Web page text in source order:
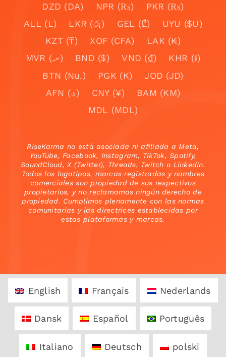
DZD (DA)
NPR (₨)
PKR (₨)
ALL (L)
LKR (රු) GEL (₾)
UYU ($U)
KZT (₸)
XOF (CFA)
LAK (₭)
MVR (.ރ)
BND ($) VND (₫)
KHR (៛)
BTN (Nu.)
PGK (K)
JOD (JD)
AFN (؋)
CNY (¥)
BAM (KM)
MDL (MDL)
RiseKarma no está asociada ni afiliada a Meta,
YouTube, Facebook, Instagram, TikTok, Spotify,
SoundCloud, X (Twitter), Threads, Twitch o LinkedIn.
Todos los logotipos, marcas registradas y nombres
comerciales son propiedad de sus respectivos
propietarios, y no reclamamos ningún derecho de
propiedad. Cumplimos plenamente con las normas
comunitarias y las directrices establecidas por
estas plataformas y marcas.
English Français Nederlands
Dansk Español Português
Italiano Deutsch polski